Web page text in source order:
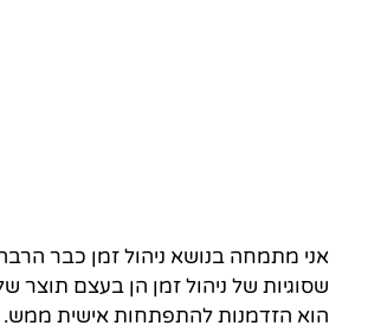
אני מתמחה בנושא ניהול זמן כבר
שסוגיות של ניהול זמן הן בעצם תוצר
הוא הזדמנות להתפתחות אישית ממש.